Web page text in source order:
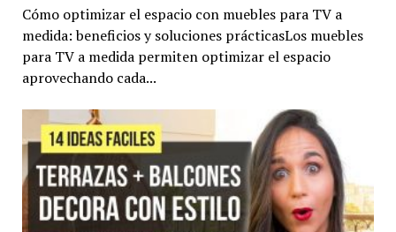
Cómo optimizar el espacio con muebles para TV a
medida: beneficios y soluciones prácticasLos muebles
para TV a medida permiten optimizar el espacio
aprovechando cada...